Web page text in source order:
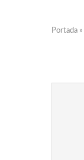
Portada »